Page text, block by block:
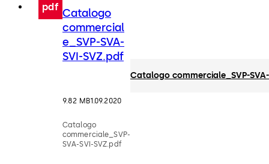
pdf Catalogo
commercial
e_SVP-SVA-
SVI-SVZ.pdf
9.82 MB1.09.2020
Catalogo
commerciale_SVP-
SVA-SVI-SVZ.pdf
Catalogo commerciale_SVP-